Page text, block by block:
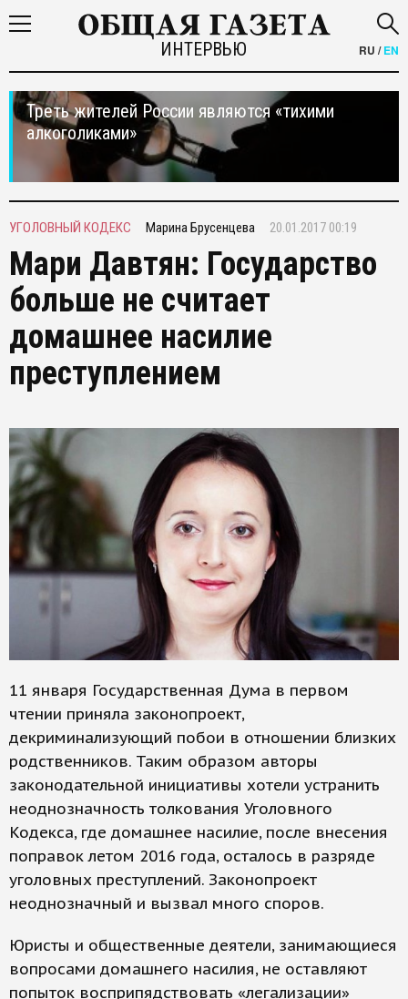
ИНТЕРВЬЮ RU /EN
Треть жителей России являются «тихими
алкоголиками»
УГОЛОВНЫЙ КОДЕКС Марина Брусенцева 20.01.2017 00:19
Мари Давтян: Государство
больше не считает
домашнее насилие
преступлением
11 января Государственная Дума в первом
чтении приняла законопроект,
декриминализующий побои в отношении близких
родственников. Таким образом авторы
законодательной инициативы хотели устранить
неоднозначность толкования Уголовного
Кодекса, где домашнее насилие, после внесения
поправок летом 2016 года, осталось в разряде
уголовных преступлений. Законопроект
неоднозначный и вызвал много споров.
Юристы и общественные деятели, занимающиеся
вопросами домашнего насилия, не оставляют
попыток восприпядствовать «легализации»